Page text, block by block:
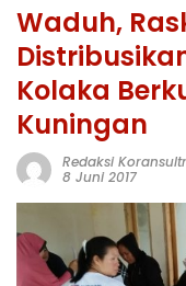
Waduh,
Kolaka
Kuningan
Redaksi
8 Juni 2017